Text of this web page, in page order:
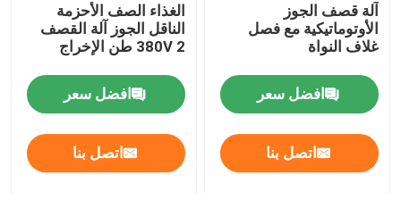
آلة قصف الجوز
الأوتوماتيكية مع فصل
غلاف النواة
افضل سعر
اتصل بنا
الغذاء الصف الأحزمة
الناقل الجوز آلة القصف
380V 2 طن الإخراج
افضل سعر
اتصل بنا